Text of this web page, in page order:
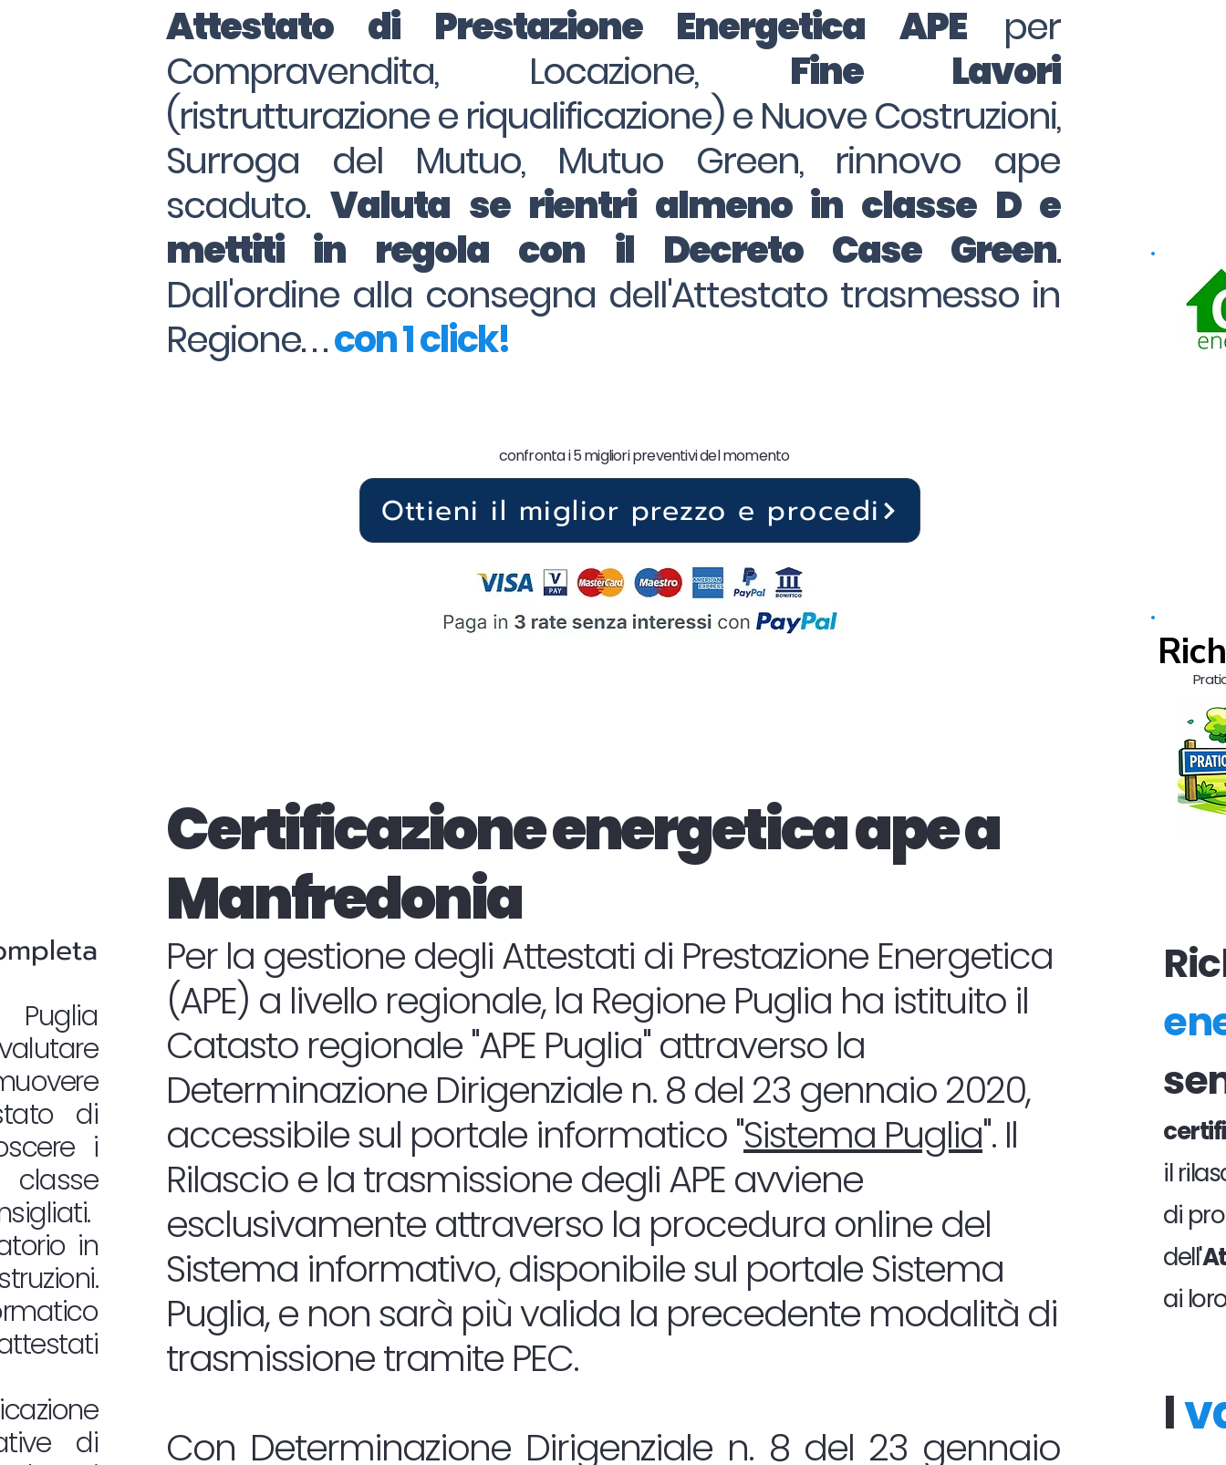
Attestato di Prestazione Energetica APEper
Compravendita, Locazione, Fine Lavori
(ristrutturazione e riqualificazione) e Nuove Costruzioni,
Surroga del Mutuo, Mutuo Green, rinnovo ape
scaduto.Valuta se rientri almeno in classe D e
mettiti in regola con il Decreto Case Green.
Dall'ordine alla consegna dell'Attestato trasmesso in
Regione. . .con 1 click!
confronta i 5 migliori preventivi del momento
Ottieni il miglior prezzo e procedi
Certificazione energetica ape a
Manfredonia
di
i
in
di
Per la gestione degli Attestati di Prestazione Energetica
(APE) a livello regionale, la Regione Puglia ha istituito il
Catasto regionale "APE Puglia" attraverso la
Determinazione Dirigenziale n. 8 del 23 gennaio 2020,
accessibile sul portale informatico "Sistema Puglia". Il
Rilascio e la trasmissione degli APE avviene
esclusivamente attraverso la procedura online del
Sistema informativo, disponibile sul portale Sistema
Puglia, e non sarà più valida la precedente modalità di
trasmissione tramite PEC.
Con Determinazione Dirigenziale n. 8 del 23 gennaio
il
di
dell'
ai
I